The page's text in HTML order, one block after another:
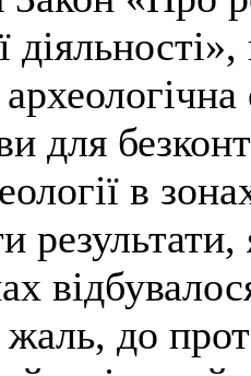
для
в
результати,
до